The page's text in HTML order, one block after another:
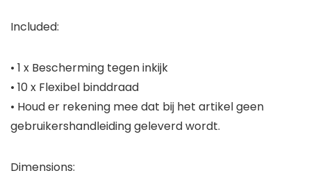
Included:
• 1 x Bescherming tegen inkijk
• 10 x Flexibel binddraad
• Houd er rekening mee dat bij het artikel geen
gebruikershandleiding geleverd wordt.
Dimensions: